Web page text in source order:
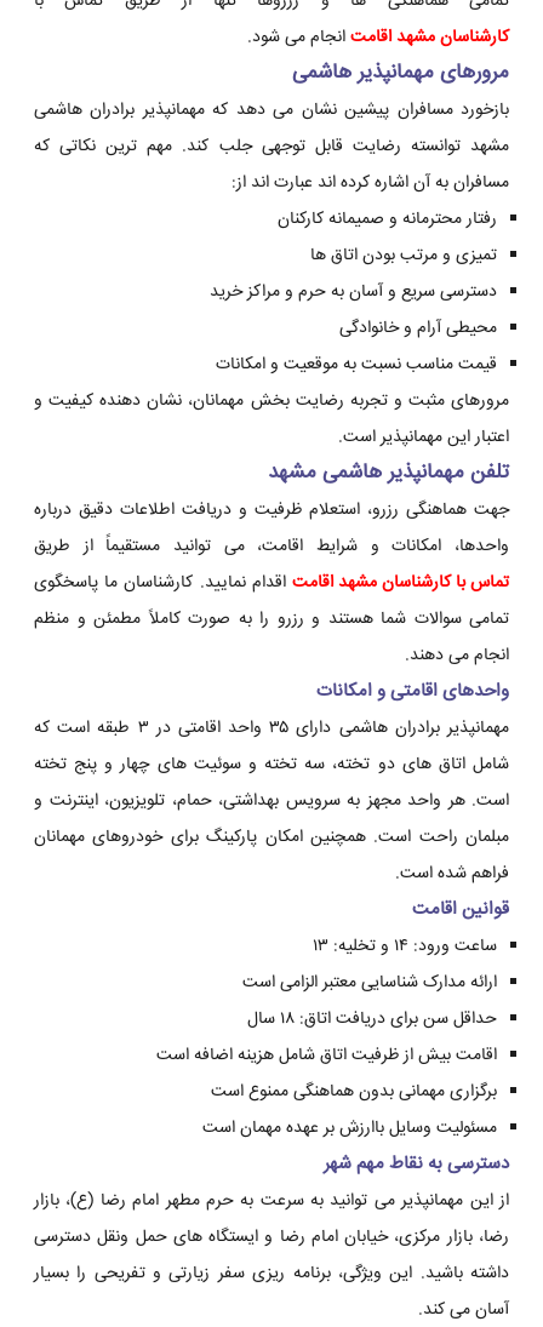
کارشناسان مشهد اقامتانجام می شود.
مرورهای مهمانپذیر هاشمی
بازخورد مسافران پیشین نشان می دهد که مهمانپذیر برادران هاشمی
مشهد توانسته رضایت قابل توجهی جلب کند. مهم ترین نکاتی که
مسافران به آن اشاره کرده اند عبارت اند از:
رفتار محترمانه و صمیمانه کارکنان
تمیزی و مرتب بودن اتاق ها
دسترسی سریع و آسان به حرم و مراکز خرید
محیطی آرام و خانوادگی
قیمت مناسب نسبت به موقعیت و امکانات
مرورهای مثبت و تجربه رضایت بخش مهمانان، نشان دهنده کیفیت و
اعتبار این مهمانپذیر است.
تلفن مهمانپذیر هاشمی مشهد
جهت هماهنگی رزرو، استعلام ظرفیت و دریافت اطلاعات دقیق درباره
واحدها، امکانات و شرایط اقامت، می توانید مستقیماً از طریق
تماس با کارشناسان مشهد اقامت اقدام نمایید. کارشناسان ما پاسخگوی
تمامی سوالات شما هستند و رزرو را به صورت کاملاً مطمئن و منظم
انجام می دهند.
واحدهای اقامتی و امکانات
مهمانپذیر برادران هاشمی دارای ۳۵ واحد اقامتی در ۳ طبقه است که
شامل اتاق های دو تخته، سه تخته و سوئیت های چهار و پنج تخته
است. هر واحد مجهز به سرویس بهداشتی، حمام، تلویزیون، اینترنت و
مبلمان راحت است. همچنین امکان پارکینگ برای خودروهای مهمانان
فراهم شده است.
قوانین اقامت
ساعت ورود: ۱۴ و تخلیه: ۱۳
ارائه مدارک شناسایی معتبر الزامی است
حداقل سن برای دریافت اتاق: ۱۸ سال
اقامت بیش از ظرفیت اتاق شامل هزینه اضافه است
برگزاری مهمانی بدون هماهنگی ممنوع است
مسئولیت وسایل باارزش بر عهده مهمان است
دسترسی به نقاط مهم شهر
از این مهمانپذیر می توانید به سرعت به حرم مطهر امام رضا (ع)، بازار
رضا، بازار مرکزی، خیابان امام رضا و ایستگاه های حمل ونقل دسترسی
داشته باشید. این ویژگی، برنامه ریزی سفر زیارتی و تفریحی را بسیار
آسان می کند.